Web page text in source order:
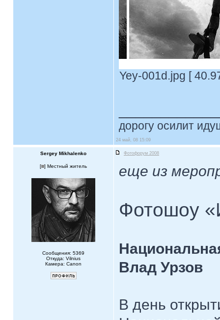
Yey-001d.jpg [
дорогу осилит
24 май, 08 15:09
Sergey Mikhalenko Фотофорум 2008
[ ] Местный житель
Сообщения: 5369
Откуда: Vilnius
Камера: Canon
еще из
Фотошоу
Влад Урзов
В день